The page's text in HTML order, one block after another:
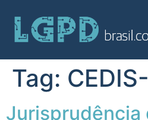
Tag:
Jurisprudência